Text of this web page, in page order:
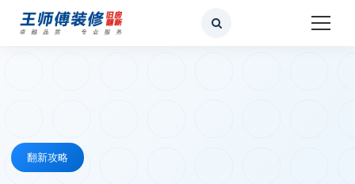
翻新攻略